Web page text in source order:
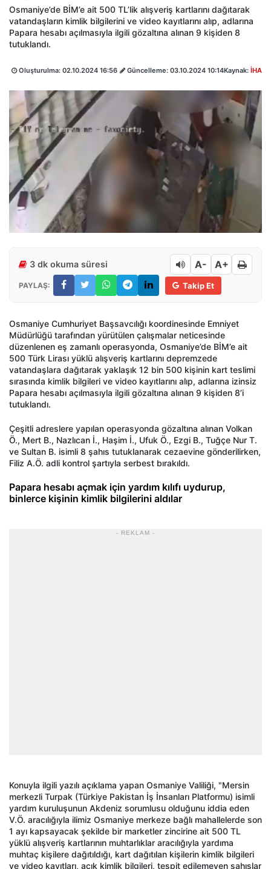
Osmaniye’de BİM’e ait 500 TL’lik alışveriş kartlarını dağıtarak
vatandaşların kimlik bilgilerini ve video kayıtlarını alıp, adlarına
Papara hesabı açılmasıyla ilgili gözaltına alınan 9 kişiden 8
tutuklandı.
Oluşturulma: 02.10.2024 16:56 Güncelleme: 03.10.2024 10:14Kaynak: İHA
3 dk okuma süresi A- A+
PAYLAŞ: Takip Et
Osmaniye Cumhuriyet Başsavcılığı koordinesinde Emniyet
Müdürlüğü tarafından yürütülen çalışmalar neticesinde
düzenlenen eş zamanlı operasyonda, Osmaniye’de BİM’e ait
500 Türk Lirası yüklü alışveriş kartlarını depremzede
vatandaşlara dağıtarak yaklaşık 12 bin 500 kişinin kart teslimi
sırasında kimlik bilgileri ve video kayıtlarını alıp, adlarına izinsiz
Papara hesabı açılmasıyla ilgili gözaltına alınan 9 kişiden 8’i
tutuklandı.
Çeşitli adreslere yapılan operasyonda gözaltına alınan Volkan
Ö., Mert B., Nazlıcan İ., Haşim İ., Ufuk Ö., Ezgi B., Tuğçe Nur T.
ve Sultan B. isimli 8 şahıs tutuklanarak cezaevine gönderilirken,
Filiz A.Ö. adli kontrol şartıyla serbest bırakıldı.
Papara hesabı açmak için yardım kılıfı uydurup,
binlerce kişinin kimlik bilgilerini aldılar
- REKLAM -
Konuyla ilgili yazılı açıklama yapan Osmaniye Valiliği, "Mersin
merkezli Turpak (Türkiye Pakistan İş İnsanları Platformu) isimli
yardım kuruluşunun Akdeniz sorumlusu olduğunu iddia eden
V.Ö. aracılığıyla ilimiz Osmaniye merkeze bağlı mahallelerde son
1 ayı kapsayacak şekilde bir marketler zincirine ait 500 TL
yüklü alışveriş kartlarının muhtarlıklar aracılığıyla yardıma
muhtaç kişilere dağıtıldığı, kart dağıtılan kişilerin kimlik bilgileri
ve video kayıtları, açık kimlik bilgileri, tespit edilemeyen şahıslar